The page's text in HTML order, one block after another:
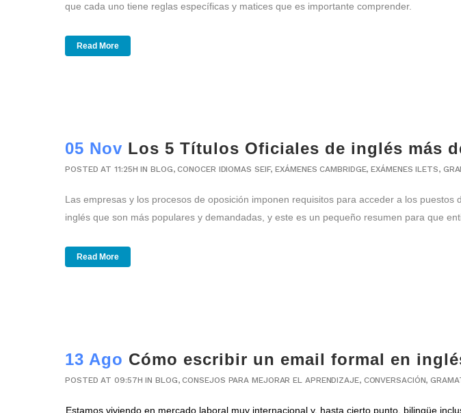
que cada uno tiene reglas específicas y matices que es importante comprender.
Read More
05 Nov Los 5 Títulos Oficiales de inglés más
POSTED AT 11:25H INBLOG,CONOCER IDIOMAS SEIF,EXÁMENES CAMBRIDGE,EXÁMENES ILETS,
Las empresas y los procesos de oposición imponen requisitos para acceder a los
inglés que son más populares y demandadas, y este es un pequeño resumen para que
Read More
13 Ago Cómo escribir un email formal en
POSTED AT 09:57H INBLOG,CONSEJOS PARA MEJORAR EL APRENDIZAJE, CONVERSACIÓN,
Estamos viviendo en mercado laboral muy internacional y, hasta cierto punto, bilingüe